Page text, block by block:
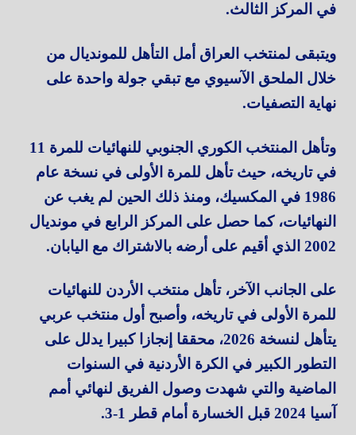
في المركز الثالث.
ويتبقى لمنتخب العراق أمل التأهل للمونديال من
خلال الملحق الآسيوي مع تبقي جولة واحدة على
نهاية التصفيات.
وتأهل المنتخب الكوري الجنوبي للنهائيات للمرة 11
في تاريخه، حيث تأهل للمرة الأولى في نسخة عام
1986 في المكسيك، ومنذ ذلك الحين لم يغب عن
النهائيات، كما حصل على المركز الرابع في مونديال
2002 الذي أقيم على أرضه بالاشتراك مع اليابان.
على الجانب الآخر، تأهل منتخب الأردن للنهائيات
للمرة الأولى في تاريخه، وأصبح أول منتخب عربي
يتأهل لنسخة 2026، محققا إنجازا كبيرا يدلل على
التطور الكبير في الكرة الأردنية في السنوات
الماضية والتي شهدت وصول الفريق لنهائي أمم
آسيا 2024 قبل الخسارة أمام قطر 1-3.